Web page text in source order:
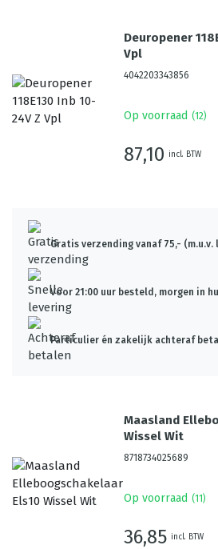
Deuropener
Vpl
4042203343856
Op voorraad (12)
87,10 incl. BTW
Gratis verzending vanaf 75,- (m.u.v.
Voor 21:00 uur besteld, morgen in
Particulier én zakelijk achteraf
Maasland
Wissel Wit
8718734025689
Op voorraad (11 )
36,85 incl. BTW